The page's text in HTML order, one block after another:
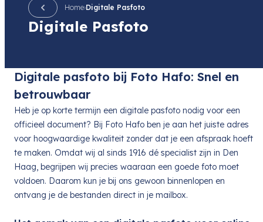
Home›Digitale Pasfoto
Digitale Pasfoto
Digitale pasfoto bij Foto Hafo: Snel en
betrouwbaar
Heb je op korte termijn een digitale pasfoto nodig voor een
officieel document? Bij Foto Hafo ben je aan het juiste adres
voor hoogwaardige kwaliteit zonder dat je een afspraak hoeft
te maken. Omdat wij al sinds 1916 dé specialist zijn in Den
Haag, begrijpen wij precies waaraan een goede foto moet
voldoen. Daarom kun je bij ons gewoon binnenlopen en
ontvang je de bestanden direct in je mailbox.